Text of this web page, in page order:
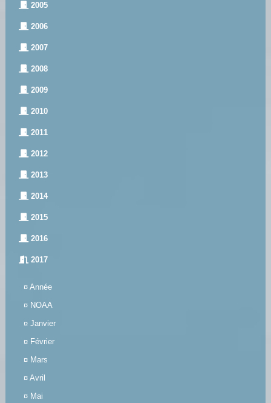
2005
2006
2007
2008
2009
2010
2011
2012
2013
2014
2015
2016
2017
¤ Année
¤ NOAA
¤ Janvier
¤ Février
¤ Mars
¤ Avril
¤ Mai